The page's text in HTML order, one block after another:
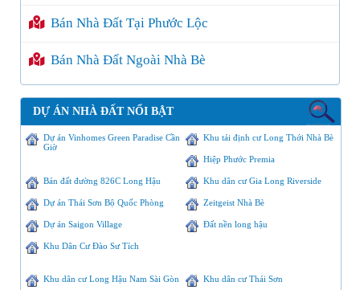
Bán Nhà Đất Tại Phước Lộc
Bán Nhà Đất Ngoài Nhà Bè
DỰ ÁN NHÀ ĐẤT NỔI BẬT
Dự án Vinhomes Green Paradise Cần
Giờ
Khu tái định cư Long Thới Nhà Bè
Hiệp Phước Premia
Bán đất đường 826C Long Hậu Khu dân cư Gia Long Riverside
Dự án Thái Sơn Bộ Quốc Phòng Zeitgeist Nhà Bè
Dự án Saigon Village Đất nền long hậu
Khu Dân Cư Đào Sư Tích
Khu dân cư Long Hậu Nam Sài Gòn Khu dân cư Thái Sơn